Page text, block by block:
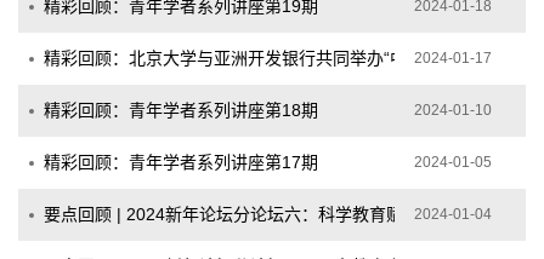
精彩回顾：青年学者系列讲座第19期 2024-01-18
精彩回顾：北京大学与亚洲开发银行共同举办“中国高校校企合作
2024-01-17
精彩回顾：青年学者系列讲座第18期 2024-01-10
精彩回顾：青年学者系列讲座第17期 2024-01-05
要点回顾 | 2024新年论坛分论坛六：科学教育赋能学校高质量发展
2024-01-04